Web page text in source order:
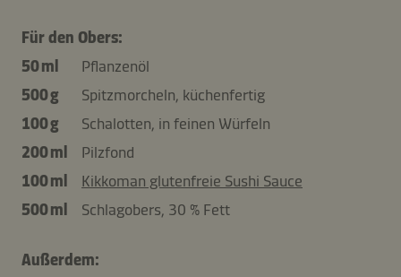
Für den Obers:
50 ml
Pflanzenöl
500 g
Spitzmorcheln, küchenfertig
100 g
Schalotten, in feinen Würfeln
200 ml
Pilzfond
100 ml
Kikkoman glutenfreie Sushi Sauce
500 ml
Schlagobers, 30 % Fett
Außerdem: